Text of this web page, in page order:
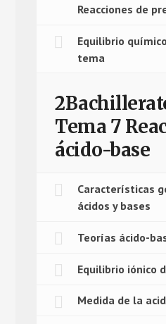
Reacciones de
Equilibrio
tema
Tema 7
ácido-base
Características
ácidos y bases
Teorías ácido-
Equilibrio iónico
Medida de la